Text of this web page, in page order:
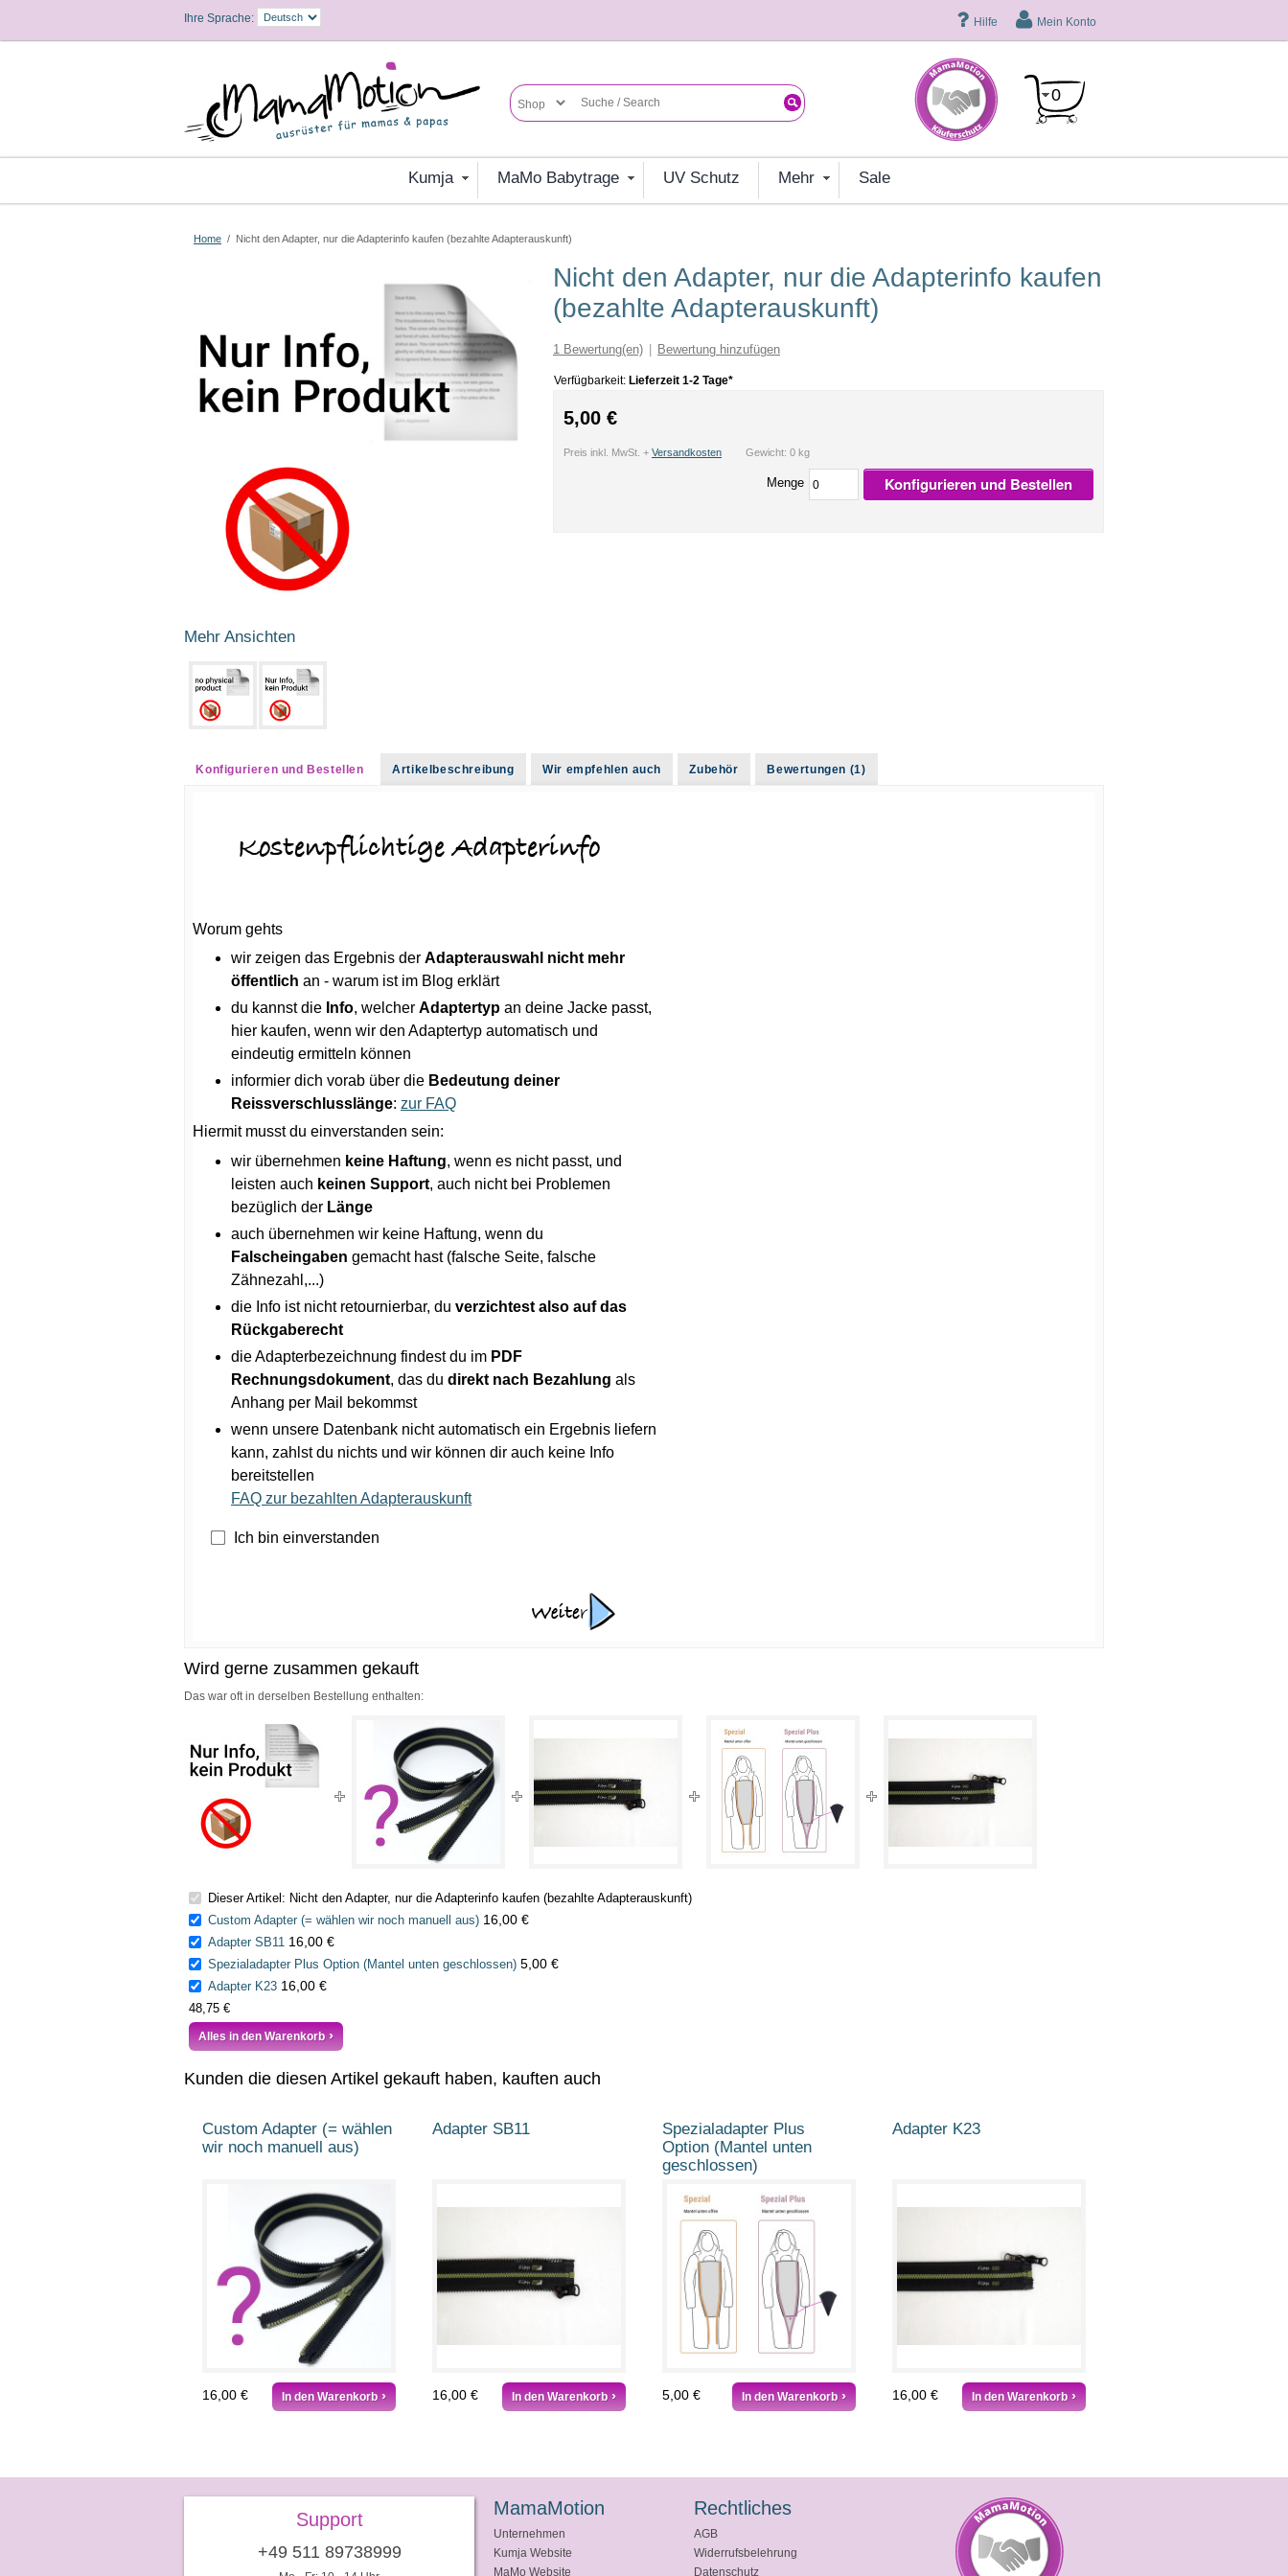
Ihre Sprache: Hilfe Mein Konto
0
Kumja MaMo Babytrage UV Schutz mehr sale
Home / Nicht den Adapter, nur die Adapterinfo kaufen (bezahlte Adapterauskunft)
Mehr Ansichten
Nicht den Adapter, nur die Adapterinfo kaufen
(bezahlte Adapterauskunft)
1 Bewertung(en) Bewertung hinzufügen
Verfügbarkeit: Lieferzeit 1-2 Tage*
5,00 €
Preis inkl. MwSt. + Versandkosten Gewicht: 0 kg
Menge Konfigurieren und Bestellen
Konfigurieren und Bestellen Artikelbeschreibung Wir empfehlen auch Zubehör Bewertungen (1)
Worum gehts
wir zeigen das Ergebnis der Adapterauswahl nicht mehr
öffentlich an - warum ist im Blog erklärt
du kannst die Info, welcher Adaptertyp an deine Jacke passt,
hier kaufen, wenn wir den Adaptertyp automatisch und
eindeutig ermitteln können
informier dich vorab über die Bedeutung deiner
Reissverschlusslänge: zur FAQ
Hiermit musst du einverstanden sein:
wir übernehmen keine Haftung, wenn es nicht passt, und
leisten auch keinen Support, auch nicht bei Problemen
bezüglich der Länge
auch übernehmen wir keine Haftung, wenn du
Falscheingaben gemacht hast (falsche Seite, falsche
Zähnezahl,...)
die Info ist nicht retournierbar, du verzichtest also auf das
Rückgaberecht
die Adapterbezeichnung findest du im PDF
Rechnungsdokument, das du direkt nach Bezahlung als
Anhang per Mail bekommst
wenn unsere Datenbank nicht automatisch ein Ergebnis liefern
kann, zahlst du nichts und wir können dir auch keine Info
bereitstellen
FAQ zur bezahlten Adapterauskunft
Ich bin einverstanden
Wird gerne zusammen gekauft
Das war oft in derselben Bestellung enthalten:
Dieser Artikel: Nicht den Adapter, nur die Adapterinfo kaufen (bezahlte Adapterauskunft)
Custom Adapter (= wählen wir noch manuell aus) 16,00 €
Adapter SB11 16,00 €
Spezialadapter Plus Option (Mantel unten geschlossen) 5,00 €
Adapter K23 16,00 €
48,75 €
Alles in den Warenkorb
Kunden die diesen Artikel gekauft haben, kauften auch
Custom Adapter (= wählen
wir noch manuell aus)
16,00 € In den Warenkorb
Adapter SB11
16,00 € In den Warenkorb
Spezialadapter Plus
Option (Mantel unten
geschlossen)
5,00 € In den Warenkorb
Adapter K23
16,00 € In den Warenkorb
Support
+49 511 89738999
MamaMotion
Unternehmen
Kumja Website
MaMo Website
Rechtliches
AGB
Widerrufsbelehrung
Datenschutz